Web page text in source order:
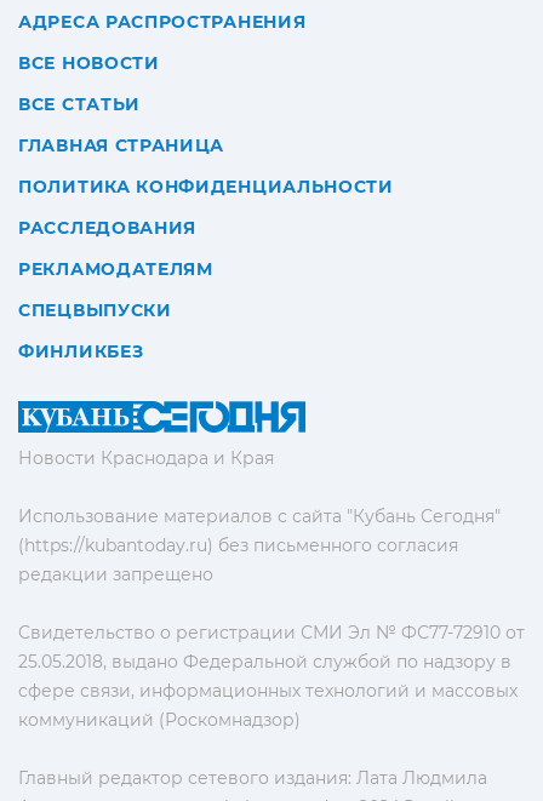
Новости Краснодара и Края
Использование материалов с сайта "Кубань Сегодня"
(https://kubantoday.ru) без письменного согласия
редакции запрещено
Свидетельство о регистрации СМИ Эл № ФС77-72910 от
25.05.2018, выдано Федеральной службой по надзору в
сфере связи, информационных технологий и массовых
коммуникаций (Роскомнадзор)
Главный редактор сетевого издания: Лата Людмила
АДРЕСА РАСПРОСТРАНЕНИЯ
ВСЕ НОВОСТИ
ВСЕ СТАТЬИ
ГЛАВНАЯ СТРАНИЦА
ПОЛИТИКА КОНФИДЕНЦИАЛЬНОСТИ
РАССЛЕДОВАНИЯ
РЕКЛАМОДАТЕЛЯМ
СПЕЦВЫПУСКИ
ФИНЛИКБЕЗ